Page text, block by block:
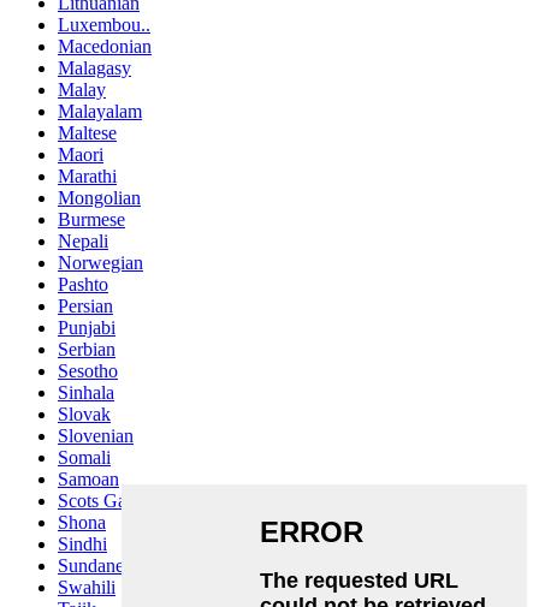
Luxembou..
Macedonian
Malagasy
Malay
Malayalam
Maltese
Maori
Marathi
Mongolian
Burmese
Nepali
Norwegian
Pashto
Persian
Punjabi
Serbian
Sesotho
Sinhala
Slovak
Slovenian
Somali
Samoan
Scots Gaelic
Shona
Sindhi
Sundanese
Swahili